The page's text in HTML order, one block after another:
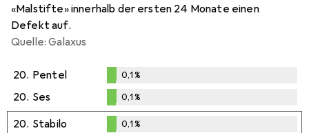
«Malstifte» innerhalb der ersten 24 Monate einen
Defekt auf.
Quelle: Galaxus
20. Pentel
%
0,1%
20. Ses
0,1%
0,1%
20. Stabilo 0,1%